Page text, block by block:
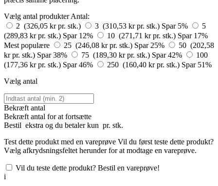
Vælg antal produkter Antal:
2 (326,05 kr pr. stk.)
3 (310,53 kr pr. stk.) Spar 5%
5
(289,83 kr pr. stk.) Spar 12% 10 (271,71 kr pr. stk.) Spar 17%
Mest populære
25 (246,08 kr pr. stk.) Spar 25%
50 (202,58
kr pr. stk.) Spar 38% 75 (189,30 kr pr. stk.) Spar 42%
100
(177,36 kr pr. stk.) Spar 46% 250 (160,40 kr pr. stk.) Spar 51%
Vælg antal
Bekræft antal
Bekræft antal for at fortsætte
Bestil ekstra og du betaler kun pr. stk.
Test dette produkt med en vareprøve Vil du først teste dette produkt?
Vælg afkrydsningsfeltet herunder for at modtage en vareprøve.
Vil du teste dette produkt? Bestil en vareprøve!
i